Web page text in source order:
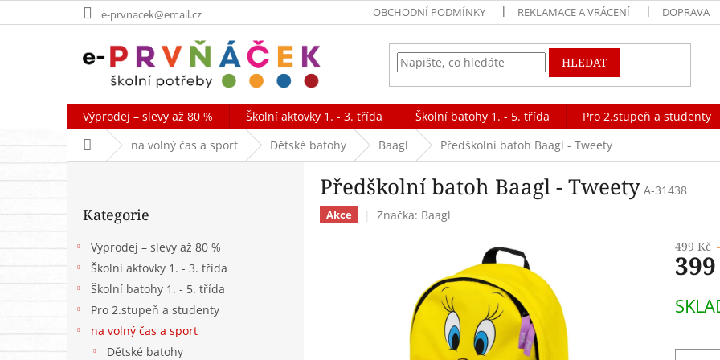
na
e-prvnacek@email.cz OBCHODNÍ PODMÍNKY REKLAMACE A VRÁCENÍ DOPRAVA
HLEDAT
Výprodej – slevy až 80 % Školní aktovky 1. - 3. třída Školní batohy 1. - 5. třída Pro 2.stupeň a studenty
Domů na volný čas a sport Dětské batohy Baagl Předškolní batoh Baagl - Tweety
P
kategorie
Kategorie
Výprodej – slevy až 80 %
Školní aktovky 1. - 3. třída
Školní batohy 1. - 5. třída
Pro 2.stupeň a studenty
na volný čas a sport
Dětské batohy
Předškolní batoh Baagl - Tweety A-31438
Akce Značka: Baagl
499 Kč
cena: